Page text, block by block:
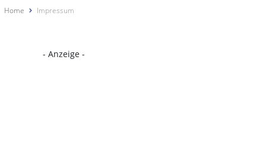
Home Impressum
- Anzeige -